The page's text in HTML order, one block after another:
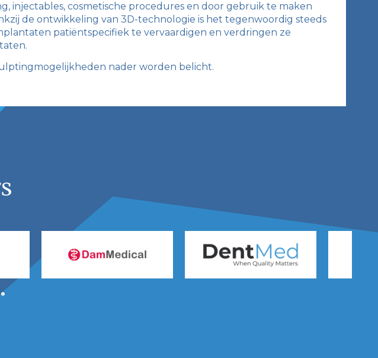
injectables, cosmetische procedures en door gebruik te maken
de ontwikkeling van 3D-technologie is het tegenwoordig steeds
patiëntspecifiek te vervaardigen en verdringen ze
nader worden belicht.